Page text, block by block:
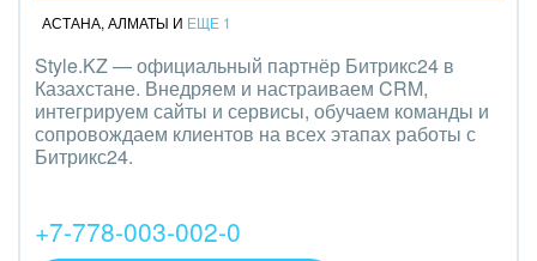
АСТАНА, АЛМАТЫ И ЕЩЕ 1
Style.KZ — официальный партнёр Битрикс24 в
Казахстане. Внедряем и настраиваем CRM,
интегрируем сайты и сервисы, обучаем команды и
сопровождаем клиентов на всех этапах работы с
Битрикс24.
+7-778-003-002-0